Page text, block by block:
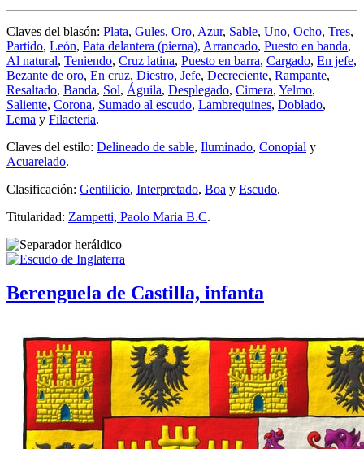
Claves del blasón: Plata, Gules, Oro, Azur, Sable, Uno, Ocho, Tres,
Partido, León, Pata delantera (pierna), Arrancado, Puesto en banda,
Al natural, Teniendo, Cruz latina, Puesto en barra, Cargado, En jefe,
Bezante de oro, En cruz, Diestro, Jefe, Decreciente, Rampante,
Resaltado, Banda, Sol, Águila, Desplegado, Cimera, Yelmo,
Saliente, Corona, Sumado al escudo, Lambrequines, Doblado,
Lema y Filacteria.
Claves del estilo: Delineado de sable, Iluminado, Conopial y
Acuarelado.
Clasificación: Gentilicio, Interpretado, Boa y Escudo.
Titularidad: Zampetti, Paolo Maria B.C.
Berenguela de Castilla, infanta